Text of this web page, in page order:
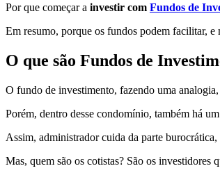
Por que começar a investir com Fundos de
Em resumo, porque os fundos podem facilitar,
O que são Fundos de
O fundo de investimento, fazendo uma
Porém, dentro desse condomínio, também há um
Assim, administrador cuida da parte
Mas, quem são os cotistas? São os investidores